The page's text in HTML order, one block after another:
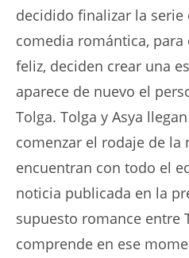
decidido finalizar la serie
comedia romántica,
feliz, deciden crear una
aparece de nuevo el
Tolga. Tolga y Asya
comenzar el rodaje de la
encuentran con todo el
noticia publicada en la
supuesto romance entre
comprende en ese